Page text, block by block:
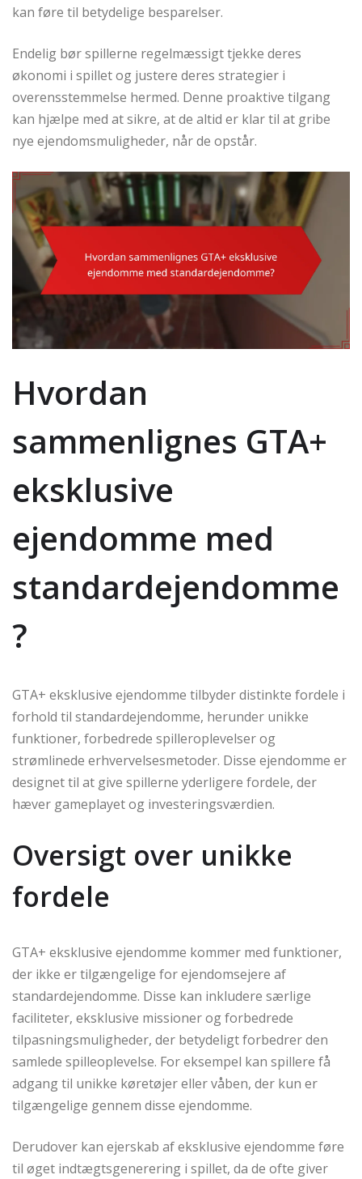
kan føre til betydelige besparelser.
Endelig bør spillerne regelmæssigt tjekke deres
økonomi i spillet og justere deres strategier i
overensstemmelse hermed. Denne proaktive tilgang
kan hjælpe med at sikre, at de altid er klar til at gribe
nye ejendomsmuligheder, når de opstår.
Hvordan
sammenlignes GTA+
eksklusive
ejendomme med
standardejendomme
?
GTA+ eksklusive ejendomme tilbyder distinkte fordele i
forhold til standardejendomme, herunder unikke
funktioner, forbedrede spilleroplevelser og
strømlinede erhvervelsesmetoder. Disse ejendomme er
designet til at give spillerne yderligere fordele, der
hæver gameplayet og investeringsværdien.
Oversigt over unikke
fordele
GTA+ eksklusive ejendomme kommer med funktioner,
der ikke er tilgængelige for ejendomsejere af
standardejendomme. Disse kan inkludere særlige
faciliteter, eksklusive missioner og forbedrede
tilpasningsmuligheder, der betydeligt forbedrer den
samlede spilleoplevelse. For eksempel kan spillere få
adgang til unikke køretøjer eller våben, der kun er
tilgængelige gennem disse ejendomme.
Derudover kan ejerskab af eksklusive ejendomme føre
til øget indtægtsgenerering i spillet, da de ofte giver